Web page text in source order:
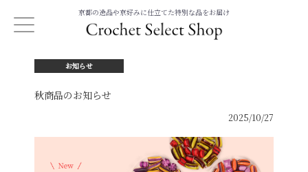
京都の逸品や京好みに仕立てた特別な品をお届け
お知らせ
秋商品のお知らせ
2025/10/27